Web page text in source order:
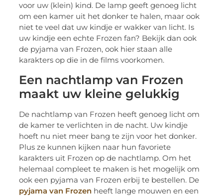
voor uw (klein) kind. De lamp geeft genoeg licht
om een kamer uit het donker te halen, maar ook
niet te veel dat uw kindje er wakker van licht. Is
uw kindje een echte Frozen fan? Bekijk dan ook
de pyjama van Frozen, ook hier staan alle
karakters op die in de films voorkomen.
Een nachtlamp van Frozen
maakt uw kleine gelukkig
De nachtlamp van Frozen heeft genoeg licht om
de kamer te verlichten in de nacht. Uw kindje
hoeft nu niet meer bang te zijn voor het donker.
Plus ze kunnen kijken naar hun favoriete
karakters uit Frozen op de nachtlamp. Om het
helemaal compleet te maken is het mogelijk om
ook een pyjama van Frozen erbij te bestellen. De
pyjama van Frozen heeft lange mouwen en een